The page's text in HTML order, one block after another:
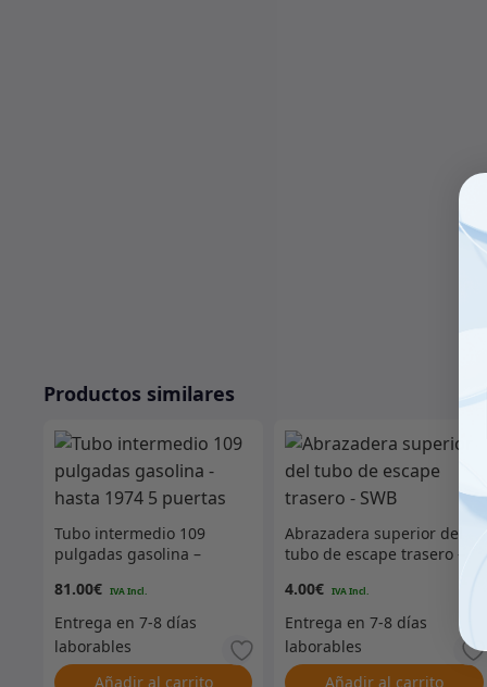
Productos similares
Tubo intermedio 109
pulgadas gasolina –
81.00€
Añadir al carrito
Abrazadera superior del
tubo de escape trasero –
4.00€
Añadir al carrito